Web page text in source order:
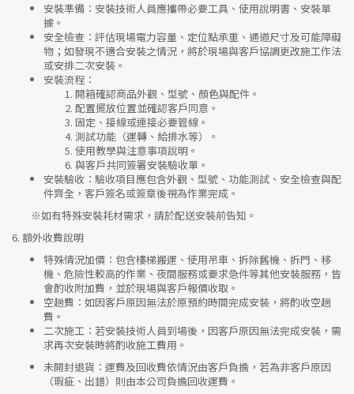
安裝準備 ：安裝技術人員應攜帶必要工具、使用說明書、安裝單
據。
安全檢查 ：評估現場電力容量、定位點承重、通道尺寸及可能障礙
物；如發現不適合安裝之情況，將於現場與客戶協調更改施工作法
或安排二次安裝。
安裝流程 ：
開箱確認商品外觀、型號、顏色與配件。
配置擺放位置並確認客戶同意。
固定、接線或連接必要管線。
測試功能（運轉、給排水等）。
使用教學與注意事項說明。
與客戶共同簽署安裝驗收單。
安裝驗收 ：驗收項目應包含外觀、型號、功能測試、安全檢查與配
件齊全，客戶簽名或簽章後視為作業完成。
※如有特殊安裝耗材需求，請於配送安裝前告知。
6. 額外收費說明
特殊情況加價 ：包含樓梯搬運、使用吊車、拆除舊機、拆門、移
機、危險性較高的作業、夜間服務或要求急件等其他安裝服務，皆
會酌收附加費，並於現場與客戶報價收取。
空趟費 ：如因客戶原因無法於原預約時間完成安裝，將酌收空趟
費。
二次施工 ：若安裝技術人員到場後，因客戶原因無法完成安裝，需
求再次安裝時將酌收施工費用。
未開封退貨 ：運費及回收費依情況由客戶負擔，若為非客戶原因
（瑕疵、出錯）則由本公司負擔回收運費。